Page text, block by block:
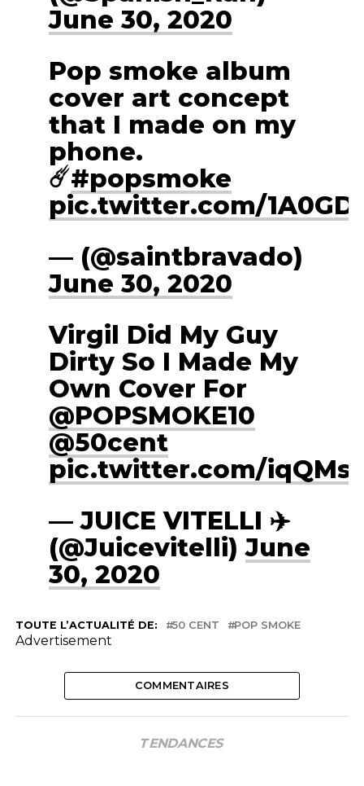
June 30, 2020
Pop smoke album
cover art concept
that I made on my
phone.
☄️#popsmoke
pic.twitter.com/
— (@saintbravado)
June 30, 2020
Virgil Did My Guy
Dirty So I Made My
Own Cover For
@POPSMOKE10
@50cent
pic.twitter.com/
— JUICE VITELLI ✈️
(@Juicevitelli)June
30, 2020
TOUTE L’ACTUALITÉ DE: 50 CENT POP SMOKE
Advertisement
COMMENTAIRES
TENDANCES